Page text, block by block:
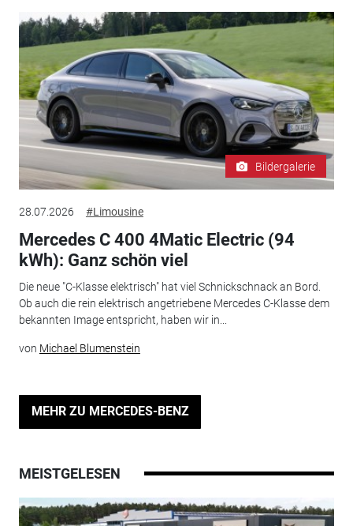
Bildergalerie
28.07.2026 #Limousine
Mercedes C 400 4Matic Electric (94
kWh): Ganz schön viel
Die neue "C-Klasse elektrisch" hat viel Schnickschnack an Bord.
Ob auch die rein elektrisch angetriebene Mercedes C-Klasse dem
bekannten Image entspricht, haben wir in...
von Michael Blumenstein
MEHR ZU MERCEDES-BENZ
MEISTGELESEN